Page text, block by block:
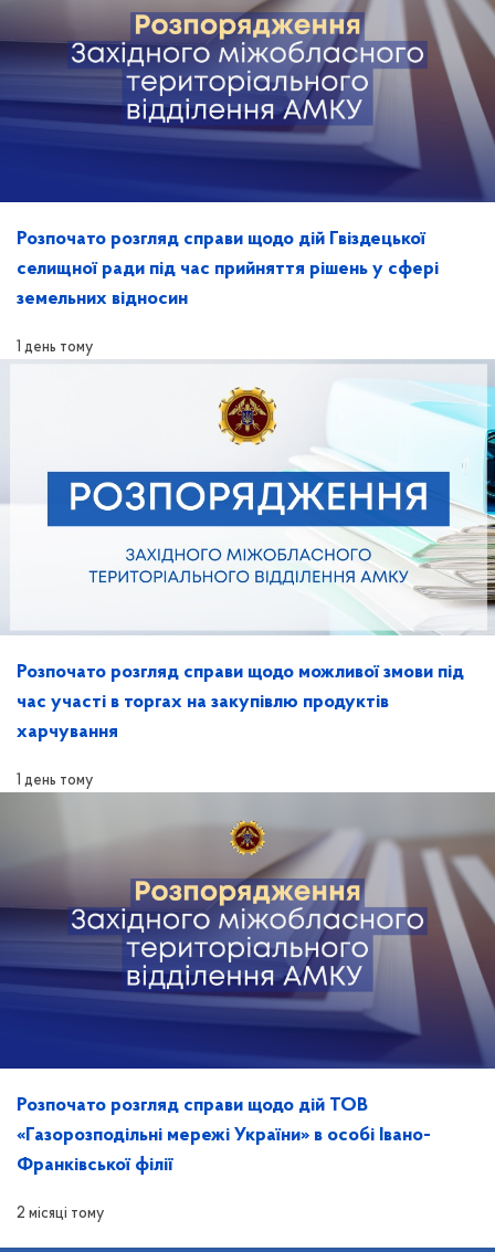
Розпочато розгляд справи щодо дій Гвіздецької
селищної ради під час прийняття рішень у сфері
земельних відносин
1 день тому
Розпочато розгляд справи щодо можливої змови під
час участі в торгах на закупівлю продуктів
харчування
1 день тому
Розпочато розгляд справи щодо дій ТОВ
«Газорозподільні мережі України» в особі Івано-
Франківської філії
2 місяці тому